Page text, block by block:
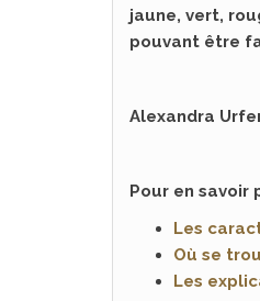
jaune, vert,
pouvant être
Alexandra
Pour en savoir
Les
Où se
Les